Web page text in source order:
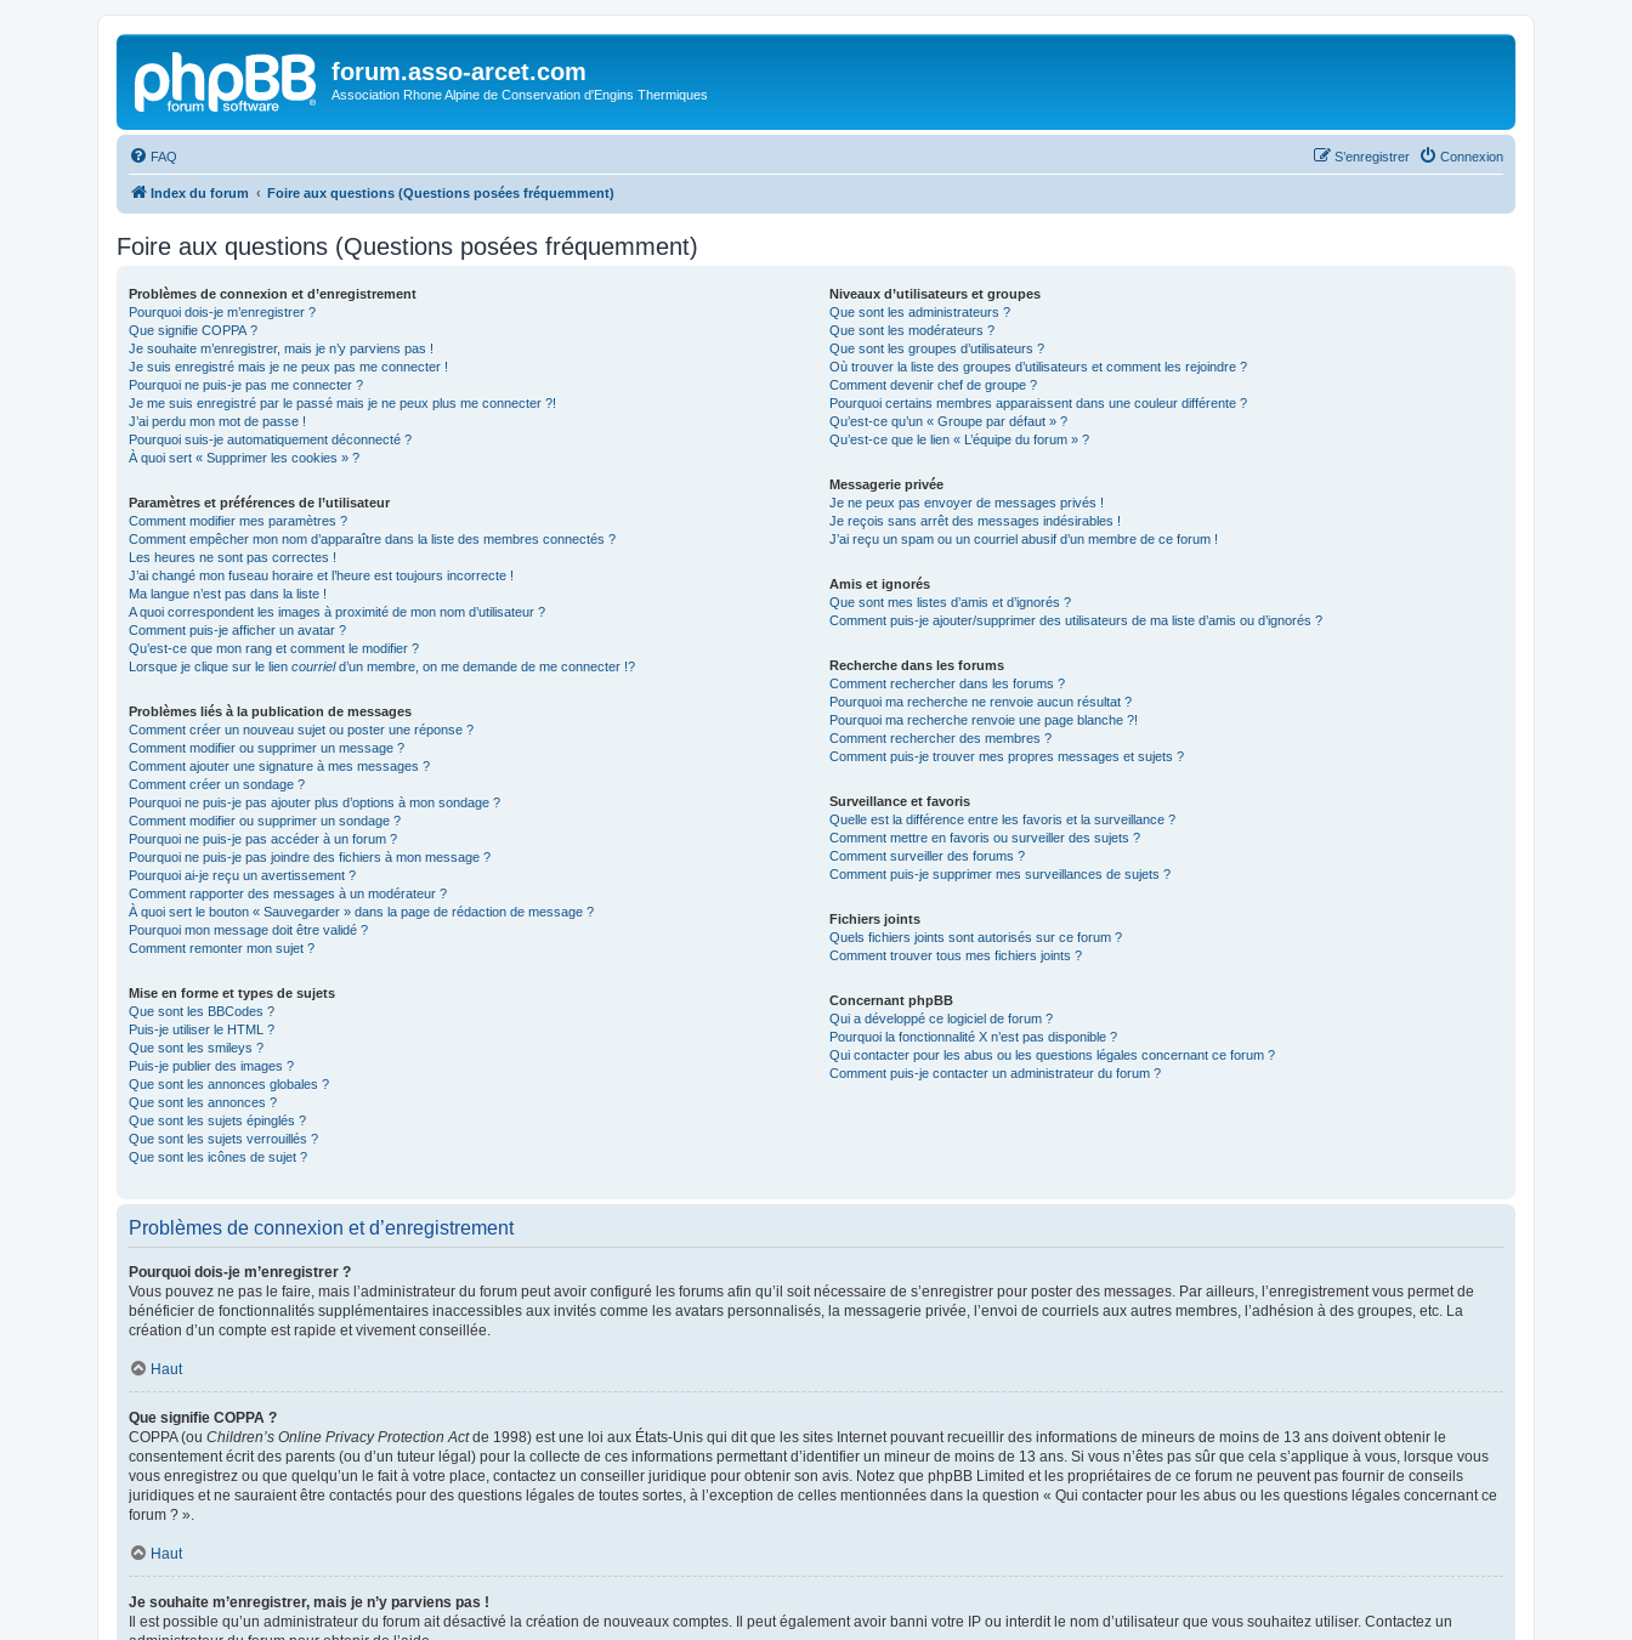
forum.asso-arcet.com
Association Rhone Alpine de Conservation d'Engins Thermiques
FAQ Connexion
S’enregistrer
Index du forum Foire aux questions (Questions posées fréquemment)
Foire aux questions (Questions posées fréquemment)
Problèmes de connexion et d’enregistrement
Pourquoi dois-je m’enregistrer ?
Que signifie COPPA ?
Je souhaite m’enregistrer, mais je n’y parviens pas !
Je suis enregistré mais je ne peux pas me connecter !
Pourquoi ne puis-je pas me connecter ?
Je me suis enregistré par le passé mais je ne peux plus me connecter ?!
J’ai perdu mon mot de passe !
Pourquoi suis-je automatiquement déconnecté ?
À quoi sert « Supprimer les cookies » ?
Paramètres et préférences de l’utilisateur
Comment modifier mes paramètres ?
Comment empêcher mon nom d’apparaître dans la liste des membres connectés ?
Les heures ne sont pas correctes !
J’ai changé mon fuseau horaire et l’heure est toujours incorrecte !
Ma langue n’est pas dans la liste !
A quoi correspondent les images à proximité de mon nom d’utilisateur ?
Comment puis-je afficher un avatar ?
Qu’est-ce que mon rang et comment le modifier ?
Lorsque je clique sur le lien courrield’un membre, on me demande de me connecter !?
Problèmes liés à la publication de messages
Comment créer un nouveau sujet ou poster une réponse ?
Comment modifier ou supprimer un message ?
Comment ajouter une signature à mes messages ?
Comment créer un sondage ?
Pourquoi ne puis-je pas ajouter plus d’options à mon sondage ?
Comment modifier ou supprimer un sondage ?
Pourquoi ne puis-je pas accéder à un forum ?
Pourquoi ne puis-je pas joindre des fichiers à mon message ?
Pourquoi ai-je reçu un avertissement ?
Comment rapporter des messages à un modérateur ?
À quoi sert le bouton « Sauvegarder » dans la page de rédaction de message ?
Pourquoi mon message doit être validé ?
Comment remonter mon sujet ?
Mise en forme et types de sujets
Que sont les BBCodes ?
Puis-je utiliser le HTML ?
Que sont les smileys ?
Puis-je publier des images ?
Que sont les annonces globales ?
Que sont les annonces ?
Que sont les sujets épinglés ?
Que sont les sujets verrouillés ?
Que sont les icônes de sujet ?
Niveaux d’utilisateurs et groupes
Que sont les administrateurs ?
Que sont les modérateurs ?
Que sont les groupes d’utilisateurs ?
Où trouver la liste des groupes d’utilisateurs et comment les rejoindre ?
Comment devenir chef de groupe ?
Pourquoi certains membres apparaissent dans une couleur différente ?
Qu’est-ce qu’un « Groupe par défaut » ?
Qu’est-ce que le lien « L’équipe du forum » ?
Messagerie privée
Je ne peux pas envoyer de messages privés !
Je reçois sans arrêt des messages indésirables !
J’ai reçu un spam ou un courriel abusif d’un membre de ce forum !
Amis et ignorés
Que sont mes listes d’amis et d’ignorés ?
Comment puis-je ajouter/supprimer des utilisateurs de ma liste d’amis ou d’ignorés ?
Recherche dans les forums
Comment rechercher dans les forums ?
Pourquoi ma recherche ne renvoie aucun résultat ?
Pourquoi ma recherche renvoie une page blanche ?!
Comment rechercher des membres ?
Comment puis-je trouver mes propres messages et sujets ?
Surveillance et favoris
Quelle est la différence entre les favoris et la surveillance ?
Comment mettre en favoris ou surveiller des sujets ?
Comment surveiller des forums ?
Comment puis-je supprimer mes surveillances de sujets ?
Fichiers joints
Quels fichiers joints sont autorisés sur ce forum ?
Comment trouver tous mes fichiers joints ?
Concernant phpBB
Qui a développé ce logiciel de forum ?
Pourquoi la fonctionnalité X n’est pas disponible ?
Qui contacter pour les abus ou les questions légales concernant ce forum ?
Comment puis-je contacter un administrateur du forum ?
Problèmes de connexion et d’enregistrement
Pourquoi dois-je m’enregistrer ?
Vous pouvez ne pas le faire, mais l’administrateur du forum peut avoir configuré les forums afin qu’il soit nécessaire de s’enregistrer pour poster des messages. Par ailleurs, l’enregistrement vous permet de
bénéficier de fonctionnalités supplémentaires inaccessibles aux invités comme les avatars personnalisés, la messagerie privée, l’envoi de courriels aux autres membres, l’adhésion à des groupes, etc. La
création d’un compte est rapide et vivement conseillée.
Haut
Que signifie COPPA ?
COPPA (ou Children’s Online Privacy Protection Actde 1998) est une loi aux États-Unis qui dit que les sites Internet pouvant recueillir des informations de mineurs de moins de 13 ans doivent obtenir le
consentement écrit des parents (ou d’un tuteur légal) pour la collecte de ces informations permettant d’identifier un mineur de moins de 13 ans. Si vous n’êtes pas sûr que cela s’applique à vous, lorsque vous
vous enregistrez ou que quelqu’un le fait à votre place, contactez un conseiller juridique pour obtenir son avis. Notez que phpBB Limited et les propriétaires de ce forum ne peuvent pas fournir de conseils
juridiques et ne sauraient être contactés pour des questions légales de toutes sortes, à l’exception de celles mentionnées dans la question « Qui contacter pour les abus ou les questions légales concernant ce
forum ? ».
Haut
Je souhaite m’enregistrer, mais je n’y parviens pas !
Il est possible qu’un administrateur du forum ait désactivé la création de nouveaux comptes. Il peut également avoir banni votre IP ou interdit le nom d’utilisateur que vous souhaitez utiliser. Contactez un